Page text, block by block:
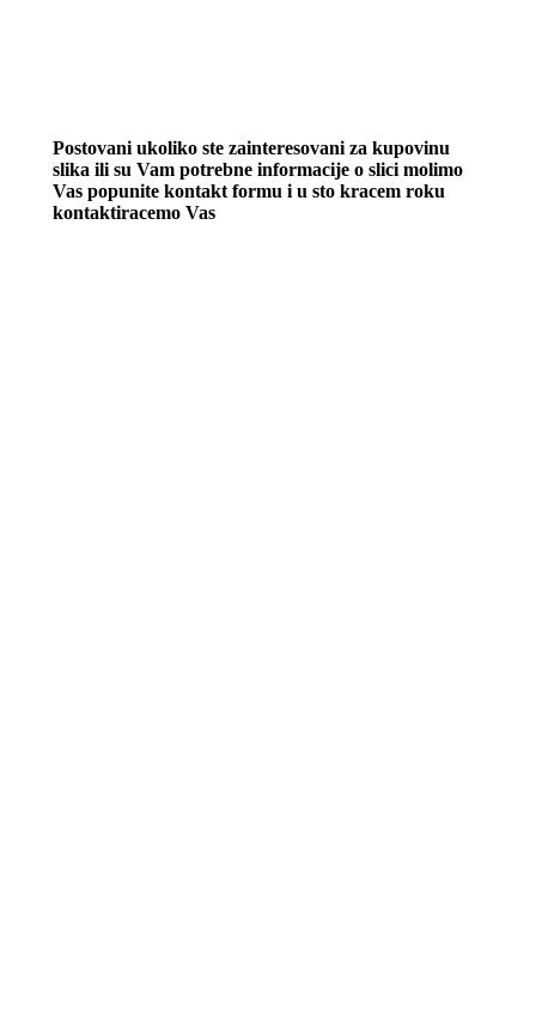
Postovani ukoliko ste zainteresovani za kupovinu
slika ili su Vam potrebne informacije o slici molimo
Vas popunite kontakt formu i u sto kracem roku
kontaktiracemo Vas